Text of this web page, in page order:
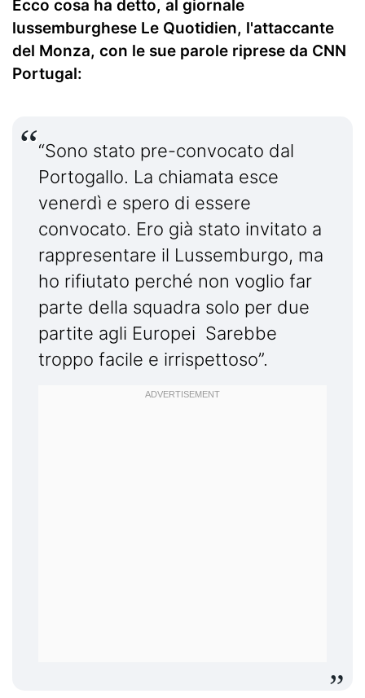
Ecco cosa ha detto, al giornale
lussemburghese Le Quotidien, l'attaccante
del Monza, con le sue parole riprese da CNN
Portugal:
“Sono stato pre-convocato dal
Portogallo. La chiamata esce
venerdì e spero di essere
convocato. Ero già stato invitato a
rappresentare il Lussemburgo, ma
ho rifiutato perché non voglio far
parte della squadra solo per due
partite agli Europei Sarebbe
troppo facile e irrispettoso”.